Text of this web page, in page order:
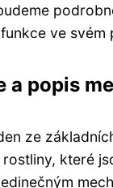
ve
a popis
ze
rostliny, které